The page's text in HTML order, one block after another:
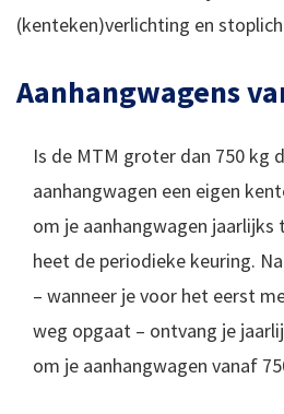
(kenteken)verlichting en
Aanhangwagens
Is de MTM groter dan 750 kg
aanhangwagen een eigen
om je aanhangwagen jaarlijks
heet de periodieke keuring.
– wanneer je voor het eerst
weg opgaat – ontvang je
om je aanhangwagen vanaf